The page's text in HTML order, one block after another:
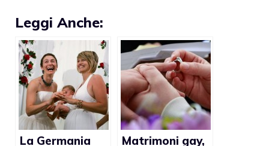
Leggi Anche:
La Germania Matrimoni gay,